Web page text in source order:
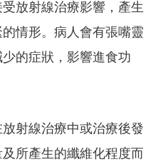
放射線治療影響，產生
情形。病人會有張嘴靈
的症狀，影響進食功
射線治療中或治療後發
所產生的纖維化程度而